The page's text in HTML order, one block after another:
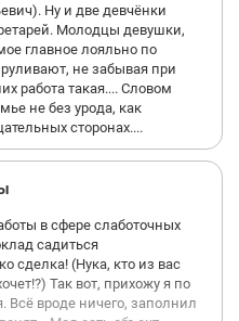
Ну и две девчёнки
Молодцы девушки,
главное лояльно по
не забывая при
работа такая.... Словом
не без урода, как
сторонах....
в сфере слаботочных
садиться
сделка! (Нука, кто из вас
Так вот, прихожу я по
Всё вроде ничего, заполнил